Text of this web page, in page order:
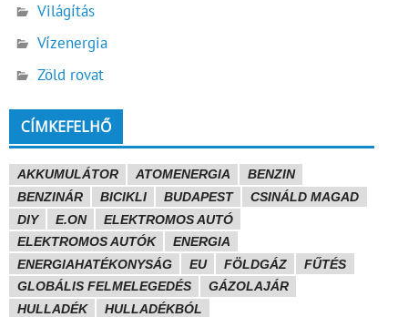
Világítás
Vízenergia
Zöld rovat
CÍMKEFELHŐ
AKKUMULÁTOR ATOMENERGIA
BENZIN
BENZINÁR
BICIKLI BUDAPEST
CSINÁLD MAGAD
DIY
E.ON
ELEKTROMOS AUTÓ
ELEKTROMOS AUTÓK
ENERGIA
ENERGIAHATÉKONYSÁG
EU FÖLDGÁZ
FŰTÉS
GLOBÁLIS FELMELEGEDÉS
GÁZOLAJÁR
HULLADÉK
HULLADÉKBÓL